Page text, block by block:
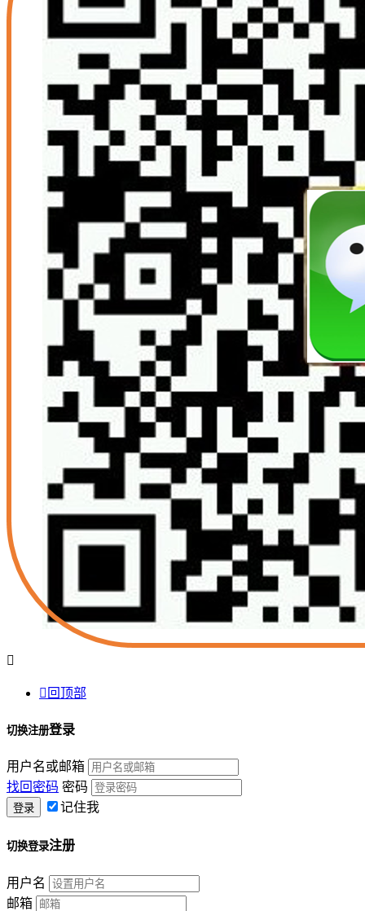

 回顶部
切换注册登录
用户名或邮箱
找回密码 密码
记住我
切换登录注册
用户名
邮箱